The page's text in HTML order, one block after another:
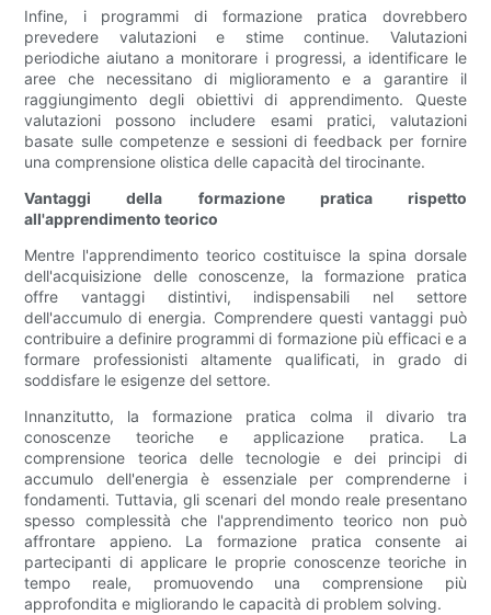
Infine, i programmi di formazione pratica dovrebbero
prevedere valutazioni e stime continue. Valutazioni
periodiche aiutano a monitorare i progressi, a identificare le
aree che necessitano di miglioramento e a garantire il
raggiungimento degli obiettivi di apprendimento. Queste
valutazioni possono includere esami pratici, valutazioni
basate sulle competenze e sessioni di feedback per fornire
una comprensione olistica delle capacità del tirocinante.
Vantaggi della formazione pratica rispetto
all'apprendimento teorico
Mentre l'apprendimento teorico costituisce la spina dorsale
dell'acquisizione delle conoscenze, la formazione pratica
offre vantaggi distintivi, indispensabili nel settore
dell'accumulo di energia. Comprendere questi vantaggi può
contribuire a definire programmi di formazione più efficaci e a
formare professionisti altamente qualificati, in grado di
soddisfare le esigenze del settore.
Innanzitutto, la formazione pratica colma il divario tra
conoscenze teoriche e applicazione pratica. La
comprensione teorica delle tecnologie e dei principi di
accumulo dell'energia è essenziale per comprenderne i
fondamenti. Tuttavia, gli scenari del mondo reale presentano
spesso complessità che l'apprendimento teorico non può
affrontare appieno. La formazione pratica consente ai
partecipanti di applicare le proprie conoscenze teoriche in
tempo reale, promuovendo una comprensione più
approfondita e migliorando le capacità di problem solving.